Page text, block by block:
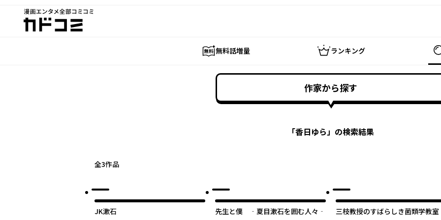
漫画エンタメ全部コミコミ
カドコミ
無料話増量 ランキング
作家から探す
「香日ゆら」の検索結果
全3作品
JK漱石 先生と僕 ‐夏目漱石を囲む人々‐ 三枝教授のすばらしき菌類学教室